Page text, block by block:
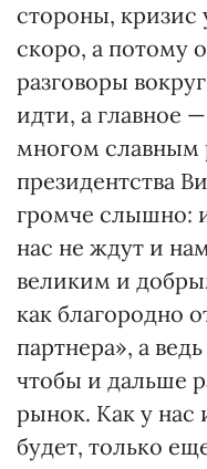
стороны,
скоро, а потому
разговоры
идти, а главное
многом славным
президентства
громче слышно:
нас не ждут и
великим и
как благородно
партнера», а
чтобы и дальше
рынок. Как у нас
будет, только